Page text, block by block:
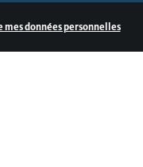
mes données personnelles